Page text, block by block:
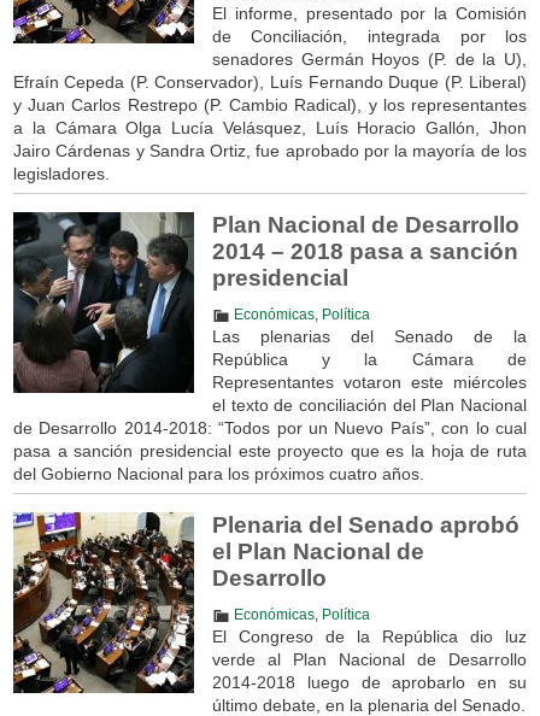
El informe, presentado por la Comisión
de Conciliación, integrada por los
senadores Germán Hoyos (P. de la U),
Efraín Cepeda (P. Conservador), Luís Fernando Duque (P. Liberal)
y Juan Carlos Restrepo (P. Cambio Radical), y los representantes
a la Cámara Olga Lucía Velásquez, Luís Horacio Gallón, Jhon
Jairo Cárdenas y Sandra Ortiz, fue aprobado por la mayoría de los
legisladores.
Plan Nacional de Desarrollo
2014 – 2018 pasa a sanción
presidencial
Económicas, Política
Las plenarias del Senado de la
República y la Cámara de
Representantes votaron este miércoles
el texto de conciliación del Plan Nacional
de Desarrollo 2014-2018: “Todos por un Nuevo País”, con lo cual
pasa a sanción presidencial este proyecto que es la hoja de ruta
del Gobierno Nacional para los próximos cuatro años.
Plenaria del Senado aprobó
el Plan Nacional de
Desarrollo
Económicas, Política
El Congreso de la República dio luz
verde al Plan Nacional de Desarrollo
2014-2018 luego de aprobarlo en su
último debate, en la plenaria del Senado.